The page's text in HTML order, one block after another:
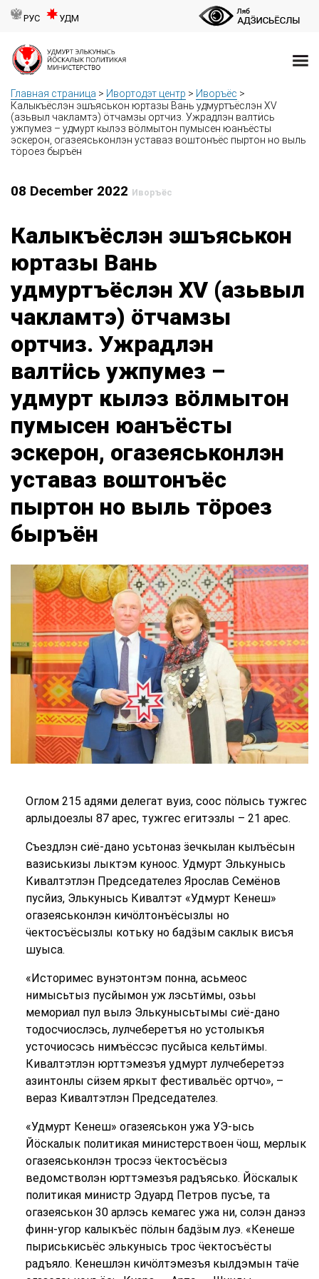
РУС УДМ
Главная страница > Ивортодэт центр > Иворъёс >
Калыкъёслэн эшъяськон юртазы Вань удмуртъёслэн XV
(азьвыл чакламтэ) ӧтчамзы ортчиз. Ужрадлэн валтӥсь
ужпумез – удмурт кылэз вӧлмытон пумысен юанъёсты
эскерон, огазеяськонлэн уставаз воштонъёс пыртон но выль
тӧроез быръён
08 December 2022 Иворъёс
Калыкъёслэн эшъяськон
юртазы Вань
удмуртъёслэн XV (азьвыл
чакламтэ) ӧтчамзы
ортчиз. Ужрадлэн
валтӥсь ужпумез –
удмурт кылэз вӧлмытон
пумысен юанъёсты
эскерон, огазеяськонлэн
уставаз воштонъёс
пыртон но выль тӧроез
быръён
Оглом 215 адями делегат вуиз, соос пӧлысь тужгес
арлыдоезлы 87 арес, тужгес егитэзлы – 21 арес.
Съездлэн сиё-дано усьтоназ ӟечкылан кылъёсын
вазиськизы лыктэм куноос. Удмурт Элькунысь
Кивалтэтлэн Председателез Ярослав Семёнов
пусйиз, Элькунысь Кивалтэт «Удмурт Кенеш»
огазеяськонлэн кичӧлтонъёсызлы но
ӵектосъёсызлы котьку но бадӟым саклык висъя
шуыса.
«Историмес вунэтонтэм понна, асьмеос
нимысьтыз пусйымон уж лэсьтӥмы, озьы
мемориал пул вылэ Элькунысьтымы сиё-дано
тодосчиослэсь, лулчеберетъя но устолыкъя
усточиосэсь нимъёссэс пусйыса кельтӥмы.
Кивалтэтлэн юрттэмезъя удмурт лулчеберетэз
азинтонлы сӥзем яркыт фестивальёс ортчо», –
вераз Кивалтэтлэн Председателез.
«Удмурт Кенеш» огазеяськон ужа УЭ-ысь
Йӧскалык политикая министерствоен ӵош, мерлык
огазеяськонлэн тросэз ӵектосъёсыз
ведомстволэн юрттэмезъя радъясько. Йӧскалык
политикая министр Эдуард Петров пусъе, та
огазеяськон 30 арлэсь кемагес ужа ни, солэн данэз
финн-угор калыкъёс пӧлын бадӟым луэ. «Кенеше
пыриськисьёс элькунысь трос ӵектосъёсты
радъяло. Кенешлэн кичӧлтэмезъя кылдэмын таӵе